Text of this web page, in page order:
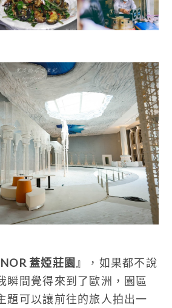
蓋婭莊園 』，如果都不說
瞬間覺得來到了歐洲，園區
題可以讓前往的旅人拍出一